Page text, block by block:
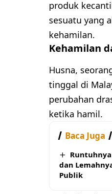
produk
sesuatu yang
kehamilan.
Kehamilan
Husna,
tinggal di
perubahan
ketika hamil.
Baca Juga
dan
Publik